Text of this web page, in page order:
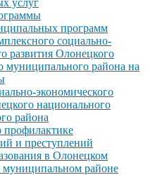
программ
социально-
развития Олонецкого
муниципального района на
экономического
национального
района
и преступлений
в Олонецком
районе